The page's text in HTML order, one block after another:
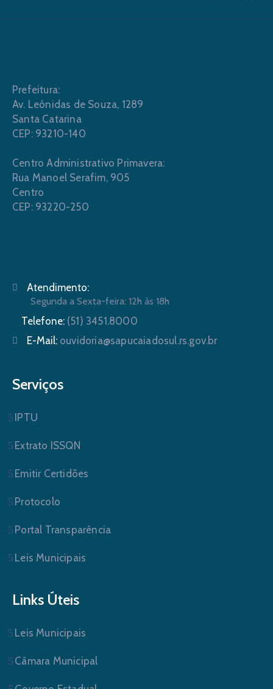
Prefeitura:
Av. Leônidas de Souza, 1289
Santa Catarina
CEP: 93210-140
Centro Administrativo Primavera:
Rua Manoel Serafim, 905
Centro
CEP: 93220-250
Atendimento:
Segunda a Sexta-feira: 12h às 18h
Telefone: (51) 3451.8000
E-Mail: ouvidoria@sapucaiadosul.rs.gov.br
Serviços
IPTU
Extrato ISSQN
Emitir Certidões
Protocolo
Portal Transparência
Leis Municipais
Links Úteis
Leis Municipais
Câmara Municipal